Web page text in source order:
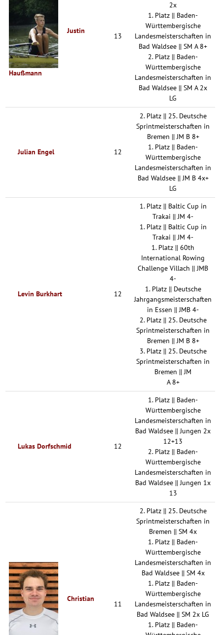
Justin
Haußmann
13
2x
1. Platz || Baden-
Württembergische
Landesmeisterschaften in
Bad Waldsee || SM A 8+
2. Platz || Baden-
Württembergische
Landesmeisterschaften in
Bad Waldsee || SM A 2x
LG
Julian Engel 12
2. Platz || 25. Deutsche
Sprintmeisterschaften in
Bremen || JM B 8+
1. Platz || Baden-
Württembergische
Landesmeisterschaften in
Bad Waldsee || JM B 4x+
LG
Levin Burkhart 12
1. Platz || Baltic Cup in
Trakai || JM 4-
1. Platz || Baltic Cup in
Trakai || JM 4-
1. Platz || 60th
International Rowing
Challenge Villach || JMB
4-
1. Platz || Deutsche
Jahrgangsmeisterschaften
in Essen || JMB 4-
2. Platz || 25. Deutsche
Sprintmeisterschaften in
Bremen || JM B 8+
3. Platz || 25. Deutsche
Sprintmeisterschaften in
Bremen || JM
A 8+
Lukas Dorfschmid 12
1. Platz || Baden-
Württembergische
Landesmeisterschaften in
Bad Waldsee || Jungen 2x
12+13
2. Platz || Baden-
Württembergische
Landesmeisterschaften in
Bad Waldsee || Jungen 1x
13
Christian
11
2. Platz || 25. Deutsche
Sprintmeisterschaften in
Bremen || SM 4x
1. Platz || Baden-
Württembergische
Landesmeisterschaften in
Bad Waldsee || SM 4x
1. Platz || Baden-
Württembergische
Landesmeisterschaften in
Bad Waldsee || SM 2x LG
1. Platz || Baden-